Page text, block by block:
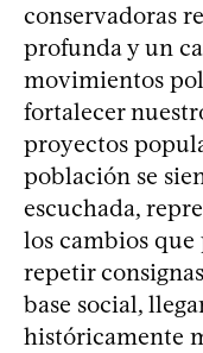
conservadoras
profunda y un
movimientos
fortalecer
proyectos
población se
escuchada,
los cambios que
repetir
base social,
históricamente